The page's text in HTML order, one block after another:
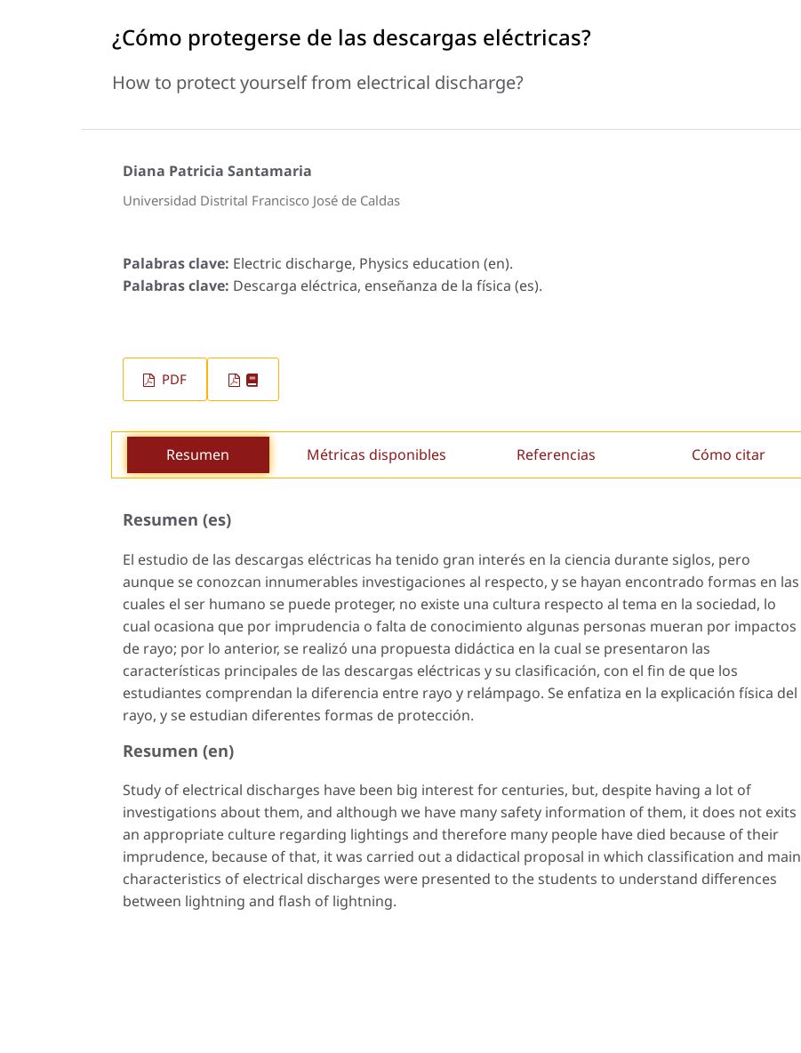
¿Cómo protegerse de las descargas eléctricas?
How to protect yourself from electrical discharge?
Diana Patricia Santamaria
Universidad Distrital Francisco José de Caldas
Palabras clave: Electric discharge, Physics education (en).
Palabras clave: Descarga eléctrica, enseñanza de la física (es).
PDF
Resumen Métricas disponibles Referencias Cómo citar
Resumen (es)
El estudio de las descargas eléctricas ha tenido gran interés en la ciencia durante siglos, pero
aunque se conozcan innumerables investigaciones al respecto, y se hayan encontrado formas en las
cuales el ser humano se puede proteger, no existe una cultura respecto al tema en la sociedad, lo
cual ocasiona que por imprudencia o falta de conocimiento algunas personas mueran por impactos
de rayo; por lo anterior, se realizó una propuesta didáctica en la cual se presentaron las
características principales de las descargas eléctricas y su clasificación, con el fin de que los
estudiantes comprendan la diferencia entre rayo y relámpago. Se enfatiza en la explicación física del
rayo, y se estudian diferentes formas de protección.
Resumen (en)
Study of electrical discharges have been big interest for centuries, but, despite having a lot of
investigations about them, and although we have many safety information of them, it does not exits
an appropriate culture regarding lightings and therefore many people have died because of their
imprudence, because of that, it was carried out a didactical proposal in which classification and main
characteristics of electrical discharges were presented to the students to understand differences
between lightning and flash of lightning.